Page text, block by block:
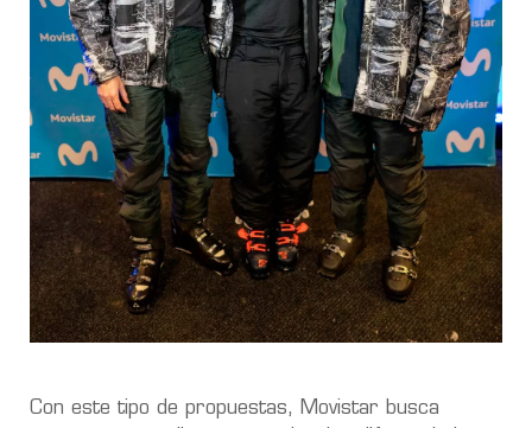
Con este tipo de propuestas, Movistar busca